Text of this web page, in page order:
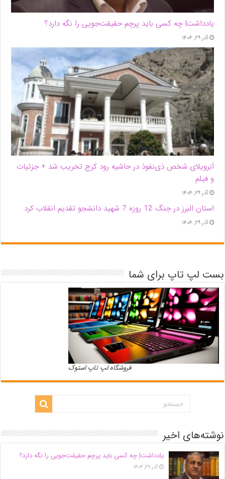
یادداشت| ‌چه کسی باید پرچم حقیقت‌جویی را نگه دارد؟
آذر ۲۹, ۱۴۰۴
اَبَر‌ویلای شخص ذی‌نفوذ در حاشیه‌ رود کرج تخریب شد + جزئیات
و فیلم
آذر ۲۹, ۱۴۰۴
استان البرز در جنگ 12 روزه 7 شهید دانشجو تقدیم انقلاب کرد
آذر ۲۹, ۱۴۰۴
بست لپ تاپ برای شما
فروشگاه لپ تاپ استوک
نوشته‌های اخیر
یادداشت| ‌چه کسی باید پرچم حقیقت‌جویی را نگه دارد؟
آذر ۲۹, ۱۴۰۴